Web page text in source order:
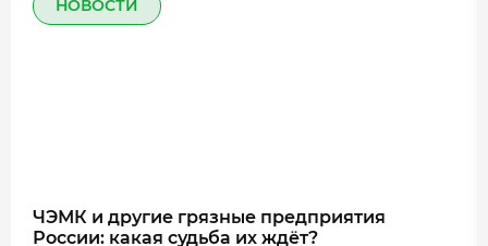
НОВОСТИ
ЧЭМК и другие грязные предприятия
России: какая судьба их ждёт?